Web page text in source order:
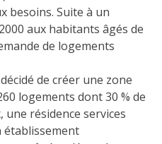
besoins. Suite à un
aux habitants âgés de
de logements
de créer une zone
logements dont 30 % de
résidence services
établissement